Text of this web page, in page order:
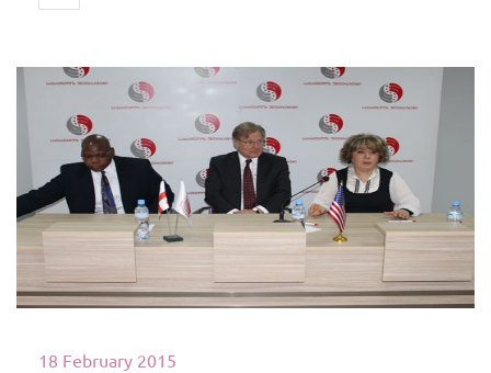
იხილეთ მეტი
18 February 2015